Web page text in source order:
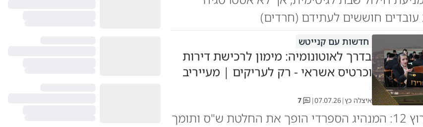
חוששים לעתידם (חרדים)
חדשות עם קנייטש
בדרך לאוטונומיה: מימון לרכישת דירות
וכרטיס אשראי - רק לעריקים | מעייריב
איצלה כץ|
07.07.26
|
7
מכה אנושה לערוץ 12: המנהיג הספרדי הופך את החלטת ש"ס ותומך